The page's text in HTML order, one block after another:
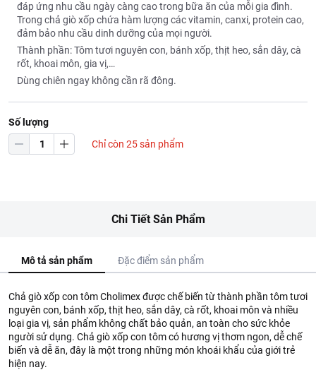
đáp ứng nhu cầu ngày càng cao trong bữa ăn của mỗi gia đình.
Trong chả giò xốp chứa hàm lượng các vitamin, canxi, protein cao,
đảm bảo nhu cầu dinh dưỡng của mọi người.
Thành phần: Tôm tươi nguyên con, bánh xốp, thịt heo, sắn dây, cà
rốt, khoai môn, gia vị,…
Dùng chiên ngay không cần rã đông.
Số lượng
Chỉ còn 25 sản phẩm
Chi Tiết Sản Phẩm
Mô tả sản phẩm Đặc điểm sản phẩm
Chả giò xốp con tôm Cholimex được chế biến từ thành phần tôm tươi
nguyên con, bánh xốp, thịt heo, sắn dây, cà rốt, khoai môn và nhiều
loại gia vị, sản phẩm không chất bảo quản, an toàn cho sức khỏe
người sử dụng. Chả giò xốp con tôm có hương vị thơm ngon, dễ chế
biến và dễ ăn, đây là một trong những món khoái khẩu của giới trẻ
hiện nay.